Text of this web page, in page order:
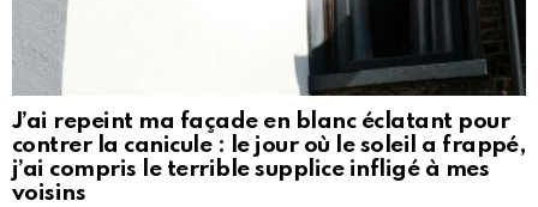
J’ai repeint ma façade en blanc éclatant pour
contrer la canicule : le jour où le soleil a frappé,
j’ai compris le terrible supplice infligé à mes
voisins